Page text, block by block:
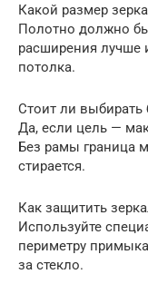
Какой размер
Полотно должно
расширения лучше
потолка.
Стоит ли выбирать
Да, если цель —
Без рамы граница
стирается.
Как защитить
Используйте
периметру
за стекло.